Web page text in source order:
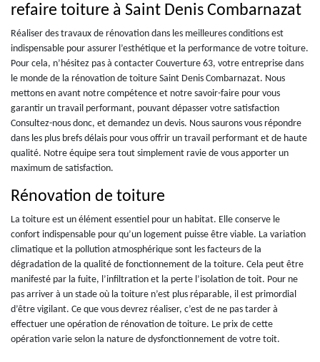
refaire toiture à Saint Denis Combarnazat
Réaliser des travaux de rénovation dans les meilleures conditions est
indispensable pour assurer l’esthétique et la performance de votre toiture.
Pour cela, n’hésitez pas à contacter Couverture 63, votre entreprise dans
le monde de la rénovation de toiture Saint Denis Combarnazat. Nous
mettons en avant notre compétence et notre savoir-faire pour vous
garantir un travail performant, pouvant dépasser votre satisfaction
Consultez-nous donc, et demandez un devis. Nous saurons vous répondre
dans les plus brefs délais pour vous offrir un travail performant et de haute
qualité. Notre équipe sera tout simplement ravie de vous apporter un
maximum de satisfaction.
Rénovation de toiture
La toiture est un élément essentiel pour un habitat. Elle conserve le
confort indispensable pour qu’un logement puisse être viable. La variation
climatique et la pollution atmosphérique sont les facteurs de la
dégradation de la qualité de fonctionnement de la toiture. Cela peut être
manifesté par la fuite, l’infiltration et la perte l’isolation de toit. Pour ne
pas arriver à un stade où la toiture n’est plus réparable, il est primordial
d’être vigilant. Ce que vous devrez réaliser, c’est de ne pas tarder à
effectuer une opération de rénovation de toiture. Le prix de cette
opération varie selon la nature de dysfonctionnement de votre toit.